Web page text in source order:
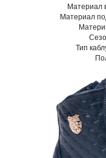
Материал
Материал
Тип